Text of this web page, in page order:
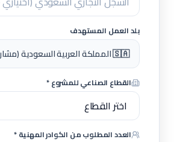
بلد العمل المستهدف
🇸🇦 المملكة العربية السعودية (مشاريع كبرى)
القطاع الصناعي للمشروع *
العدد المطلوب من الكوادر المهنية *